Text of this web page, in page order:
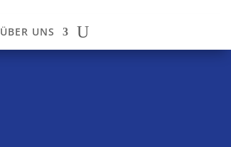
ÜBER UNS